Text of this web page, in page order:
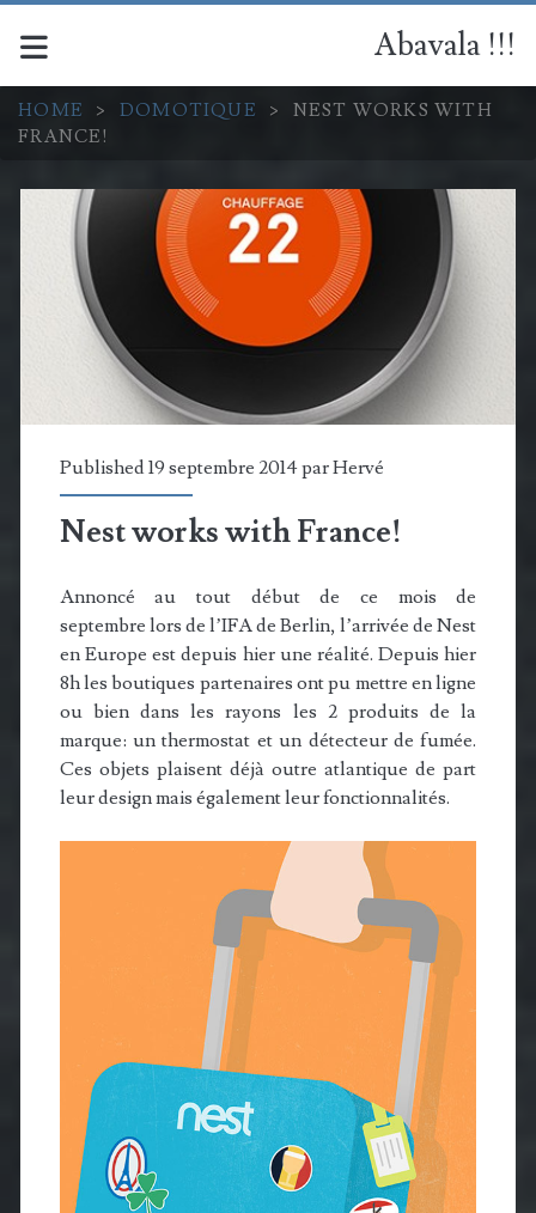
Abavala !!!
HOME > DOMOTIQUE >
NEST WORKS WITH
FRANCE!
Published 19 septembre 2014 parHervé
Nest works with France!
Annoncé au tout début de ce mois de
septembre lors de l’IFA de Berlin, l’arrivée de Nest
en Europe est depuis hier une réalité. Depuis hier
8h les boutiques partenaires ont pu mettre en ligne
ou bien dans les rayons les 2 produits de la
marque: un thermostat et un détecteur de fumée.
Ces objets plaisent déjà outre atlantique de part
leur design mais également leur fonctionnalités.